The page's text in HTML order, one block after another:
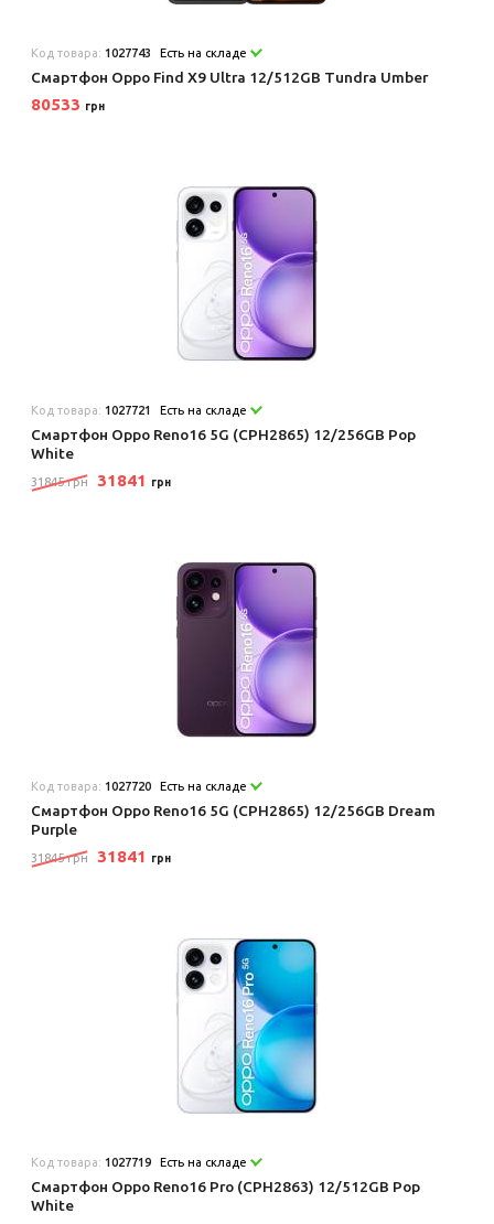
Код товара: 1027743 Есть на складе
Смартфон Oppo Find X9 Ultra 12/512GB Tundra Umber
80533 грн
Код товара: 1027721 Есть на складе
Смартфон Oppo Reno16 5G (CPH2865) 12/256GB Pop
White
31845 грн 31841 грн
Код товара: 1027720 Есть на складе
Смартфон Oppo Reno16 5G (CPH2865) 12/256GB Dream
Purple
31845 грн 31841 грн
Код товара: 1027719 Есть на складе
Смартфон Oppo Reno16 Pro (CPH2863) 12/512GB Pop
White